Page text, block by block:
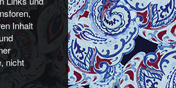
Inhalt
nicht